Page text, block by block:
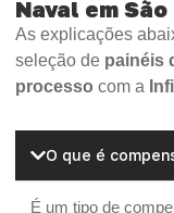
Naval em
As explicações
seleção de painéis
processo com a
O que é
É um tipo de